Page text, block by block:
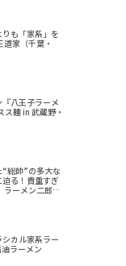
も「家系」を
家（千葉・
八王子ラーメ
麺 in 武蔵野・
総帥”の多大な
る！貴重すぎ
ラーメン二郎
カル家系ラー
ラーメン